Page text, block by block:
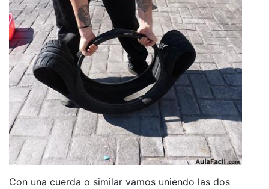
Con una cuerda o similar vamos uniendo las dos